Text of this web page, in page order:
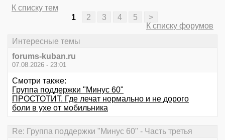
К списку тем
1
2 3 4 5
>
К списку форумов
Интересные темы
forums-kuban.ru
07.08.2026 - 23:01
Смотри также:
Группа поддержки "Минус 60"
ПРОСТОТИТ. Где лечат нормально и не дорого
боли в ухе от мобильника
Re: Группа поддержки "Минус 60" - Часть третья